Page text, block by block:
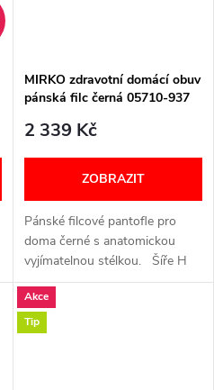
MIRKO zdravotní domácí obuv
pánská filc černá 05710-937
2 339 Kč
ZOBRAZIT
Pánské filcové pantofle pro
doma černé s anatomickou
vyjímatelnou stélkou. Šíře H
(široká) VELIKOSTNÍ
TABULKA
Akce
Tip